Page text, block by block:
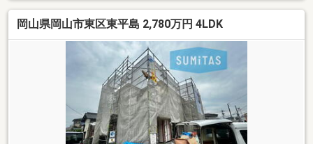
岡山県岡山市東区東平島 2,780万円 4LDK